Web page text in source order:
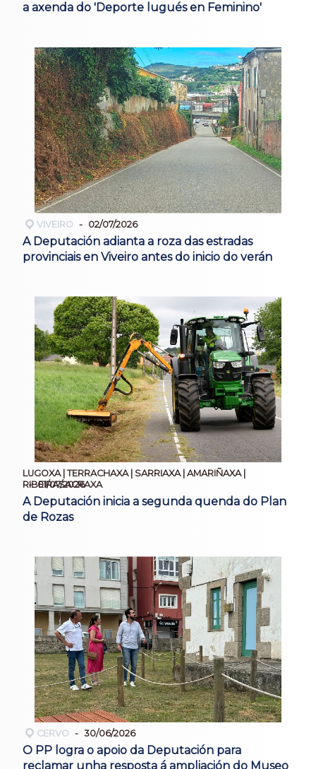
a axenda do 'Deporte lugués en Feminino'
VIVEIRO 02/07/2026
A Deputación adianta a roza das estradas
provinciais en Viveiro antes do inicio do verán
LUGOXA | TERRACHAXA | SARRIAXA | AMARIÑAXA |
RIBEIRASACRAXA
01/07/2026
A Deputación inicia a segunda quenda do Plan
de Rozas
CERVO 30/06/2026
O PP logra o apoio da Deputación para
reclamar unha resposta á ampliación do Museo